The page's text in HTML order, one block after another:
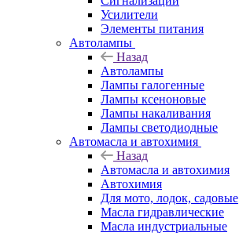
Усилители
Элементы питания
Автолампы
Назад
Автолампы
Лампы галогенные
Лампы ксеноновые
Лампы накаливания
Лампы светодиодные
Автомасла и автохимия
Назад
Автомасла и автохимия
Автохимия
Для мото, лодок, садовые
Масла гидравлические
Масла индустриальные